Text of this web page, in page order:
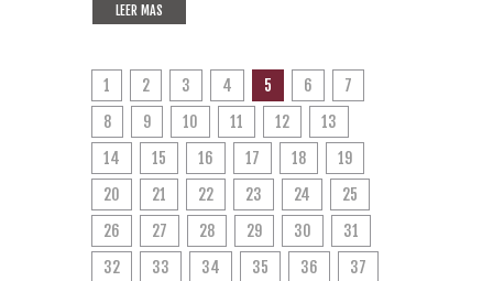
LEER MAS
1 2 3 4 5 6
7
8
9 10 11 12
13
14
15 16 17 18
19
20
21 22 23 24
25
26
27 28 29 30
31
32
33 34 35 36
37